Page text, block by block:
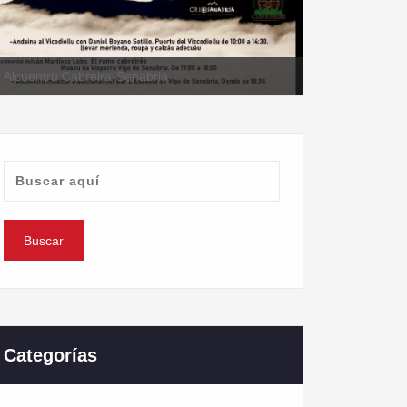
Alcuentru Cabreira-Senabria
Categorías